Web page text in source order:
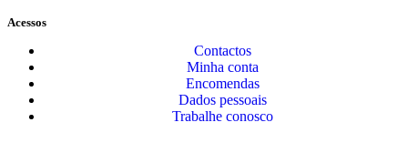
Acessos
Contactos
Minha conta
Encomendas
Dados pessoais
Trabalhe conosco